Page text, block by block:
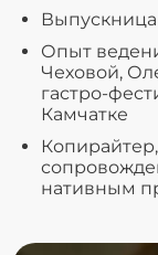
Опыт
Чеховой,
гастро-
Камчатке
нативным